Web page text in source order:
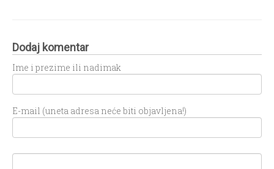
Dodaj komentar
Ime i prezime ili nadimak
E-mail (uneta adresa neće biti objavljena!)